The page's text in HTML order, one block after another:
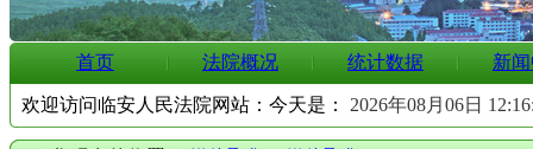
首页 法院概况 统计数据 新
欢迎访问临安人民法院网站：今天是： 2026年08月06日